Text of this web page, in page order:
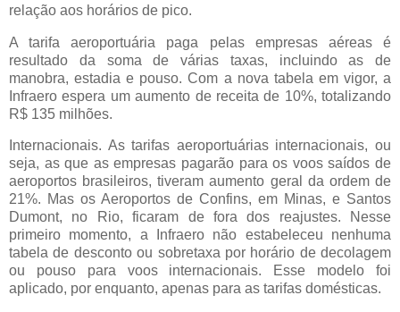
relação aos horários de pico.
A tarifa aeroportuária paga pelas empresas aéreas é
resultado da soma de várias taxas, incluindo as de
manobra, estadia e pouso. Com a nova tabela em vigor, a
Infraero espera um aumento de receita de 10%, totalizando
R$ 135 milhões.
Internacionais. As tarifas aeroportuárias internacionais, ou
seja, as que as empresas pagarão para os voos saídos de
aeroportos brasileiros, tiveram aumento geral da ordem de
21%. Mas os Aeroportos de Confins, em Minas, e Santos
Dumont, no Rio, ficaram de fora dos reajustes. Nesse
primeiro momento, a Infraero não estabeleceu nenhuma
tabela de desconto ou sobretaxa por horário de decolagem
ou pouso para voos internacionais. Esse modelo foi
aplicado, por enquanto, apenas para as tarifas domésticas.